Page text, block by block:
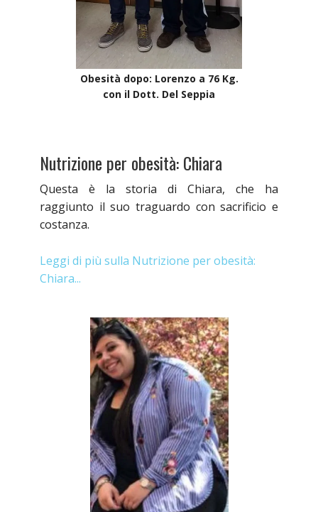
Obesità dopo: Lorenzo a 76 Kg.
con il Dott. Del Seppia
Nutrizione per obesità: Chiara
Questa è la storia di Chiara, che ha
raggiunto il suo traguardo con sacrificio e
costanza.
Leggi di più sulla Nutrizione per obesità:
Chiara...